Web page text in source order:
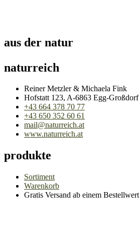
aus der natur
naturreich
Reiner Metzler & Michaela Fink
Hofstatt 123, A-6863 Egg-Großdorf
+43 664 378 70 77
+43 650 352 60 61
mail@naturreich.at
www.naturreich.at
produkte
Sortiment
Warenkorb
Gratis Versand ab einem